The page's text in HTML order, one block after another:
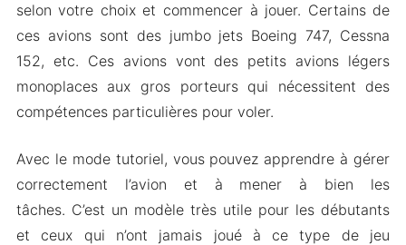
selon votre choix et commencer à jouer. Certains de
ces avions sont des jumbo jets Boeing 747, Cessna
152, etc. Ces avions vont des petits avions légers
monoplaces aux gros porteurs qui nécessitent des
compétences particulières pour voler.
Avec le mode tutoriel, vous pouvez apprendre à gérer
correctement l’avion et à mener à bien les
tâches. C’est un modèle très utile pour les débutants
et ceux qui n’ont jamais joué à ce type de jeu